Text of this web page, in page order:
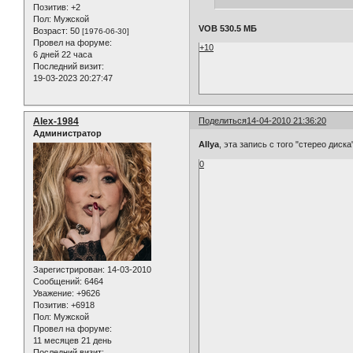
Позитив: +2
Пол: Мужской
Возраст: 50 [1976-06-30]
Провел на форуме:
6 дней 22 часа
Последний визит:
19-03-2023 20:27:47
VOB 530.5 МБ
+10
Поделиться14-04-2010 21:36:20
Alex-1984
Администратор
Зарегистрирован: 14-03-2010
Сообщений: 6464
Уважение: +9626
Позитив: +6918
Пол: Мужской
Провел на форуме:
11 месяцев 21 день
AIlya , эта запись с того "стерео
0